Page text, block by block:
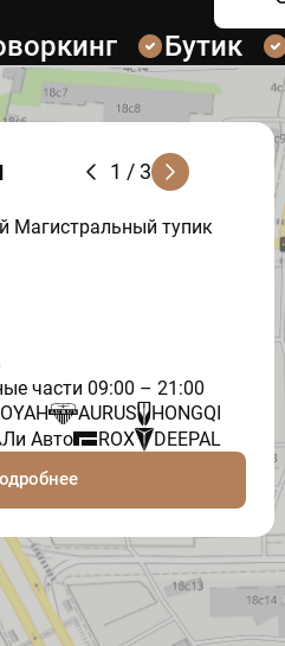
Бутик
1 / 3
Магистральный тупик
части 09:00 – 21:00
AURUS
HONGQI
Ли Авто ROX DEEPAL